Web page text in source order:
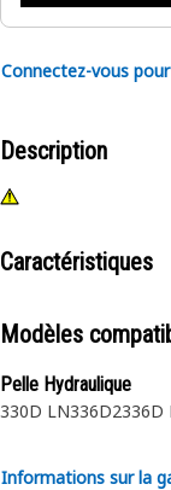
Connectez-vous
Description
Caractéristiques
Modèles
Pelle Hydraulique
330D LN336D2336D
Informations sur la